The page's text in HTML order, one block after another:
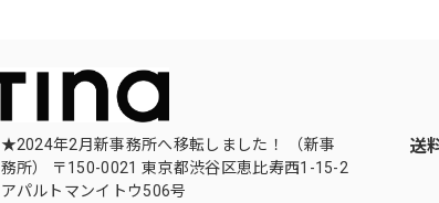
★2024年2月新事務所へ移転しました！ （新事
務所） 〒150-0021 東京都渋谷区恵比寿西1-15-2
アパルトマンイトウ506号
送